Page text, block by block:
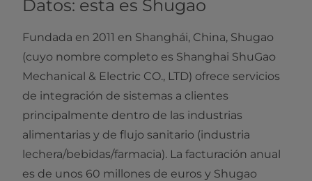
Datos: esta es Shugao
Fundada en 2011 en Shanghái, China, Shugao
(cuyo nombre completo es Shanghai ShuGao
Mechanical & Electric CO., LTD) ofrece servicios
de integración de sistemas a clientes
principalmente dentro de las industrias
alimentarias y de flujo sanitario (industria
lechera/bebidas/farmacia). La facturación anual
es de unos 60 millones de euros y Shugao